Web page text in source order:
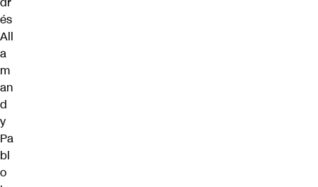
és
All
a
m
an
d
y
Pa
bl
o